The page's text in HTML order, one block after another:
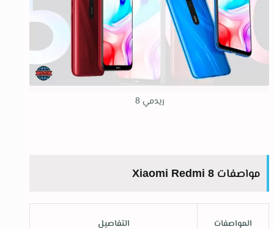
ريدمي 8
مواصفات Xiaomi Redmi 8
المواصفات التفاصيل